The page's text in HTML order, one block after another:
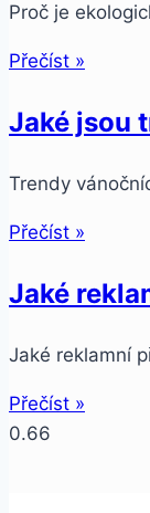
Proč je
Přečíst »
Jaké jsou
Trendy
Přečíst »
Jaké
Jaké reklamní
Přečíst »